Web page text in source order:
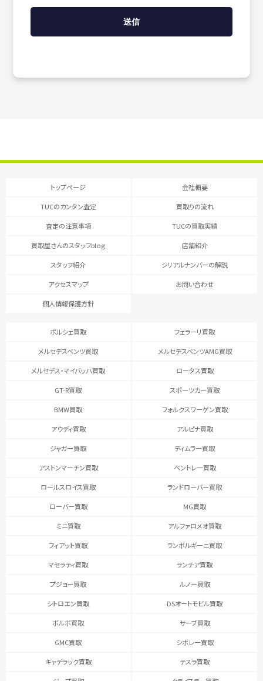
トップページ 会社概要
TUCのカンタン査定 買取りの流れ
査定の注意事項 TUCの買取実績
買取屋さんのスタッフblog 店舗紹介
スタッフ紹介 シリアルナンバーの解説
アクセスマップ お問い合わせ
個人情報保護方針
ポルシェ買取 フェラーリ買取
メルセデスベンツ買取 メルセデスベンツAMG買取
メルセデス・マイバッハ買取 ロータス買取
GT-R買取 スポーツカー買取
BMW買取 フォルクスワーゲン買取
アウディ買取 アルピナ買取
ジャガー買取 ディムラー買取
アストンマーチン買取 ベントレー買取
ロールスロイス買取 ランドローバー買取
ローバー買取 MG買取
ミニ買取 アルファロメオ買取
フィアット買取 ランボルギーニ買取
マセラティ買取 ランチア買取
プジョー買取 ルノー買取
シトロエン買取 DSオートモビル買取
ボルボ買取 サーブ買取
GMC買取 シボレー買取
キャデラック買取 テスラ買取